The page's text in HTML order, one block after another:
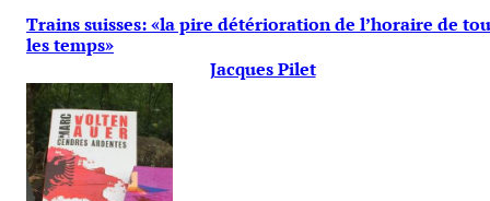
Trains suisses: «la pire détérioration de l’horaire de
les temps»
Jacques Pilet